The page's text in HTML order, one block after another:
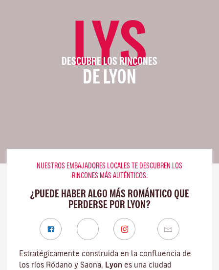
LYS
DESCUBRE LOS RINCONES
DE LYON
NUESTROS EMBAJADORES LOCALES TE DESCUBREN LOS
RINCONES MÁS AUTÉNTICOS.
¿PUEDE HABER ALGO MÁS ROMÁNTICO QUE
PERDERSE POR LYON?
Estratégicamente construida en la confluencia de
los ríos Ródano y Saona, Lyon es una ciudad